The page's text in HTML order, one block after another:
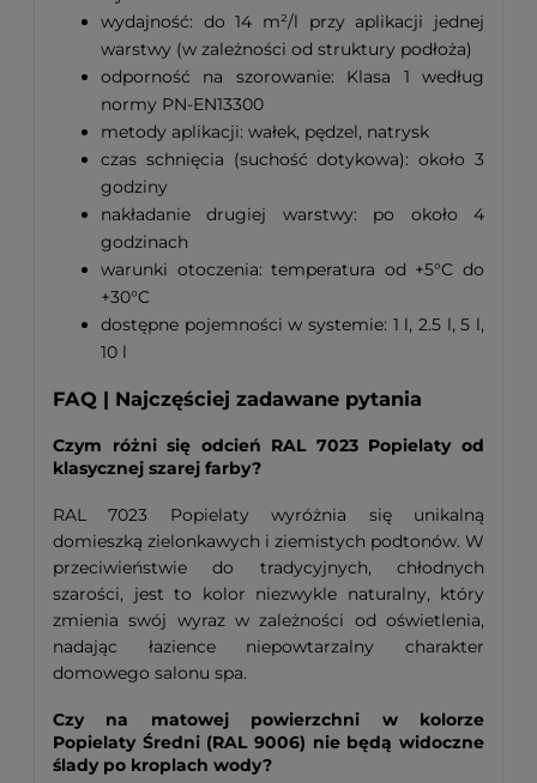
wydajność: do 14 m²/l przy aplikacji jednej
warstwy (w zależności od struktury podłoża)
odporność na szorowanie: Klasa 1 według
normy PN-EN13300
metody aplikacji: wałek, pędzel, natrysk
czas schnięcia (suchość dotykowa): około 3
godziny
nakładanie drugiej warstwy: po około 4
godzinach
warunki otoczenia: temperatura od +5°C do
+30°C
dostępne pojemności w systemie: 1 l, 2.5 l, 5 l,
10 l
FAQ | Najczęściej zadawane pytania
Czym różni się odcień RAL 7023 Popielaty od
klasycznej szarej farby?
RAL 7023 Popielaty wyróżnia się unikalną
domieszką zielonkawych i ziemistych podtonów. W
przeciwieństwie do tradycyjnych, chłodnych
szarości, jest to kolor niezwykle naturalny, który
zmienia swój wyraz w zależności od oświetlenia,
nadając łazience niepowtarzalny charakter
domowego salonu spa.
Czy na matowej powierzchni w kolorze
Popielaty Średni (RAL 9006) nie będą widoczne
ślady po kroplach wody?